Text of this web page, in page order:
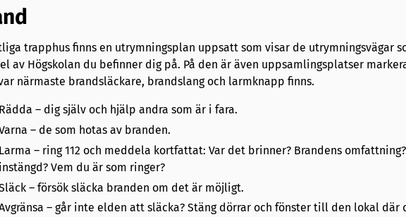
trapphus finns en utrymningsplan uppsatt som visar de utrymningsvägar
av Högskolan du befinner dig på. På den är även uppsamlingsplatser
närmaste brandsläckare, brandslang och larmknapp finns.
Rädda – dig själv och hjälp andra som är i fara.
– de som hotas av branden.
Larma – ring 112 och meddela kortfattat: Var det brinner? Brandens
instängd? Vem du är som ringer?
– försök släcka branden om det är möjligt.
– går inte elden att släcka? Stäng dörrar och fönster till den lokal där